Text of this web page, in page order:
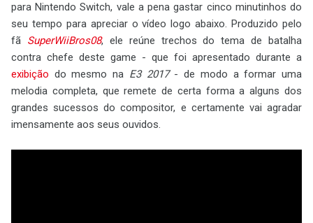
para Nintendo Switch, vale a pena gastar cinco minutinhos do
seu tempo para apreciar o vídeo logo abaixo. Produzido pelo
fã SuperWiiBros08, ele reúne trechos do tema de batalha
contra chefe deste game - que foi apresentado durante a
exibição do mesmo na E3 2017- de modo a formar uma
melodia completa, que remete de certa forma a alguns dos
grandes sucessos do compositor, e certamente vai agradar
imensamente aos seus ouvidos.